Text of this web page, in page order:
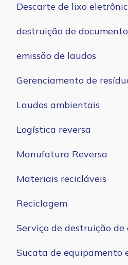
Descarte de lixo
destruição de
emissão de laudos
Gerenciamento de
Laudos ambientais
Logística reversa
Manufatura Reversa
Materiais recicláveis
Reciclagem
Serviço de destruição
Sucata de equipamento